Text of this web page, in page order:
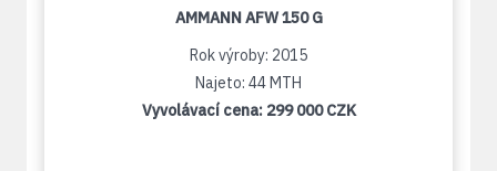
AMMANN AFW 150 G
Rok výroby: 2015
Najeto: 44 MTH
Vyvolávací cena: 299 000 CZK